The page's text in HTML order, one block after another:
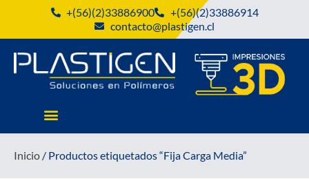
+(56)(2)33886900
+(56)(2)33886914
contacto@plastigen.cl
Inicio / Productos etiquetados “Fija Carga Media”